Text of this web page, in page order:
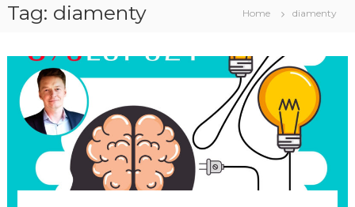
Tag: diamenty Home diamenty